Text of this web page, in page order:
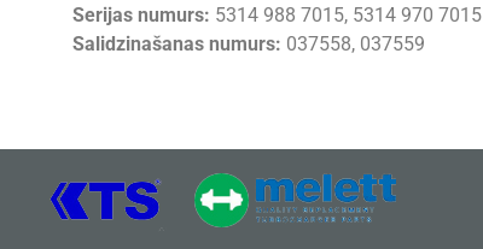
Serijas numurs: 5314 988 7015, 5314 970 7015
Salidzinašanas numurs: 037558, 037559